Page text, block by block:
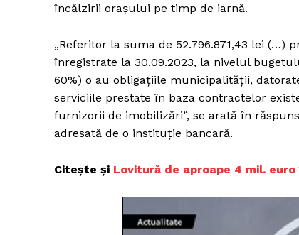
încălzirii oraşului pe timp de iarnă.
„Referitor la suma de 52.796.871,43 lei
înregistrate la 30.09.2023, la nivelul
60%) o au obligaţiile municipalităţii,
serviciile prestate în baza contractelor
furnizorii de imobilizări”, se arată în
adresată de o instituţie bancară.
Citește și Lovitură de aproape 4 mil.